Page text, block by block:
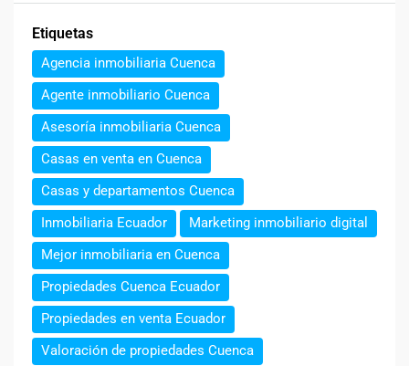
Etiquetas
Agencia inmobiliaria Cuenca
Agente inmobiliario Cuenca
Asesoría inmobiliaria Cuenca
Casas en venta en Cuenca
Casas y departamentos Cuenca
Inmobiliaria Ecuador
Marketing inmobiliario digital
Mejor inmobiliaria en Cuenca
Propiedades Cuenca Ecuador
Propiedades en venta Ecuador
Valoración de propiedades Cuenca